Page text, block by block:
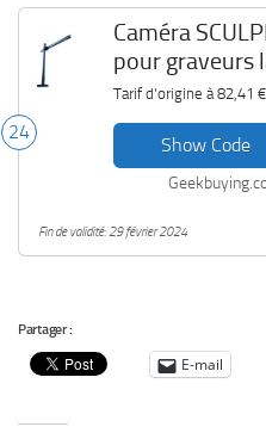
24
Caméra
pour graveurs
Tarif d'origine à82,41 €
Show Code
Fin de validité: 29 février 2024
Partager :
E-mail